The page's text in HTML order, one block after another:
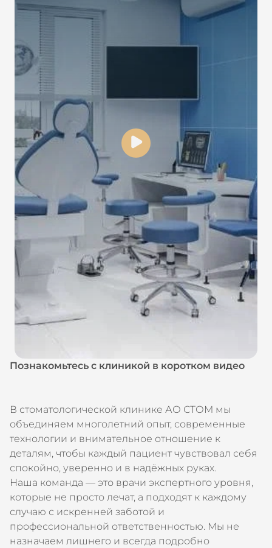
Познакомьтесь с клиникой в коротком видео
В стоматологической клинике АО СТОМ мы
объединяем многолетний опыт, современные
технологии и внимательное отношение к
деталям, чтобы каждый пациент чувствовал себя
спокойно, уверенно и в надёжных руках.
Наша команда — это врачи экспертного уровня,
которые не просто лечат, а подходят к каждому
случаю с искренней заботой и
профессиональной ответственностью. Мы не
назначаем лишнего и всегда подробно